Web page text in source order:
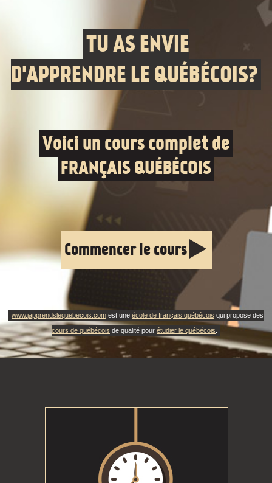
TU AS ENVIE
D'APPRENDRE LE QUÉBÉCOIS?
Voici un cours complet de
FRANÇAIS QUÉBÉCOIS
Commencer le cours
www.japprendslequebecois.com est une école de français québécois qui propose des
cours de québécois de qualité pour étudier le québécois